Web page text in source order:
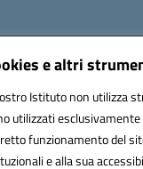
e altri
Istituto non utilizza
utilizzati
funzionamento del
e alla sua